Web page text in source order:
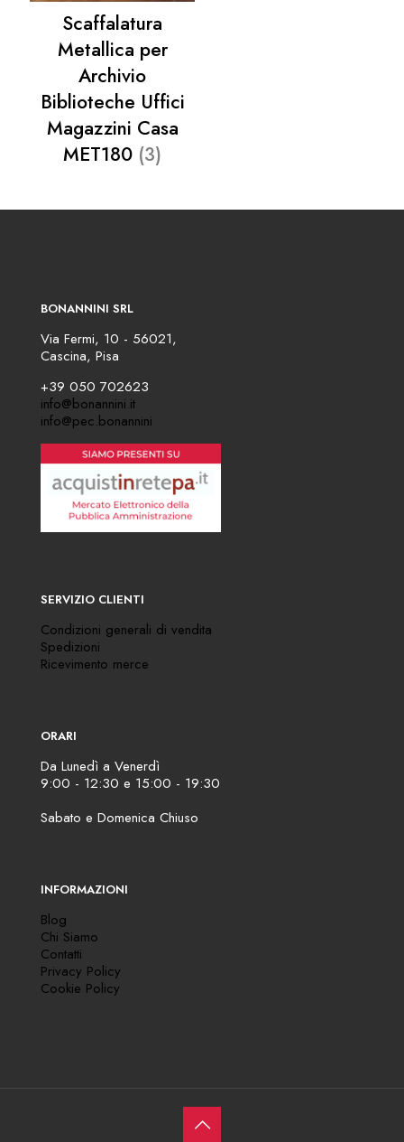
Scaffalatura
Metallica per
Archivio
Biblioteche Uffici
Magazzini Casa
MET180 (3)
BONANNINI SRL
Via Fermi, 10 - 56021,
Cascina, Pisa
+39 050 702623
info@bonannini.it
info@pec.bonannini
SERVIZIO CLIENTI
Condizioni generali di vendita
Spedizioni
Ricevimento merce
ORARI
Da Lunedì a Venerdì
9:00 - 12:30 e 15:00 - 19:30
Sabato e Domenica Chiuso
INFORMAZIONI
Blog
Chi Siamo
Contatti
Privacy Policy
Cookie Policy